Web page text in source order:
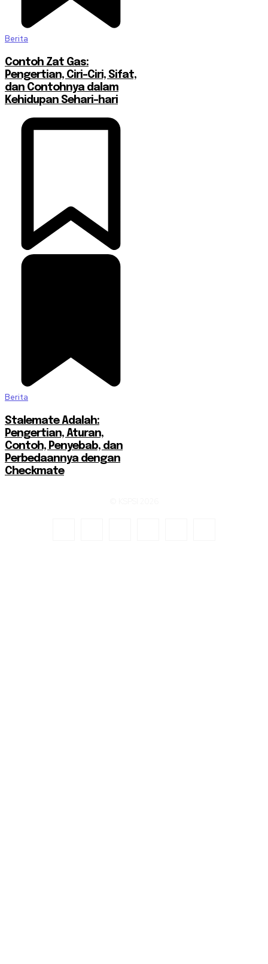
Berita
Contoh Zat Gas:
Pengertian, Ciri-Ciri, Sifat,
dan Contohnya dalam
Kehidupan Sehari-hari
Berita
Stalemate Adalah:
Pengertian, Aturan,
Contoh, Penyebab, dan
Perbedaannya dengan
Checkmate